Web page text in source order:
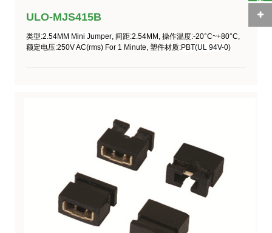
ULO-MJS415B
类型:2.54MM Mini Jumper, 间距:2.54MM, 操作温度:-20°C~+80°C,
额定电压:250V AC(rms) For 1 Minute, 塑件材质:PBT(UL 94V-0)